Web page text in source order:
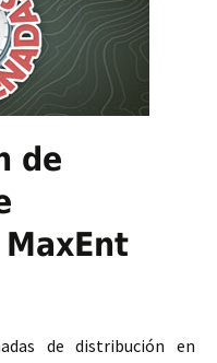
de
de distribución en